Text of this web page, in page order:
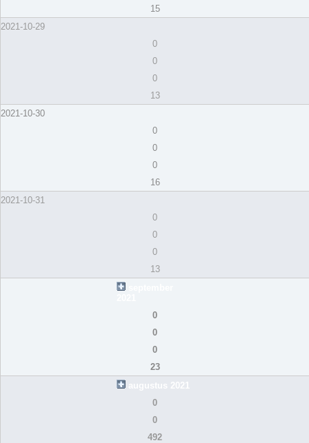
15
2021-10-29
0
0
0
13
2021-10-30
0
0
0
16
2021-10-31
0
0
0
13
0
0
0
23
augustus 2021
0
0
492